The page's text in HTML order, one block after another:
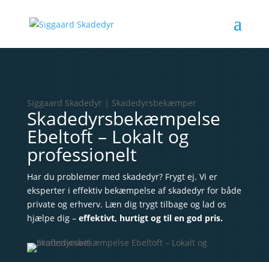
Siggaard Skadedyr | Skadedyrsbekæmper
Skadedyrsbekæmpelse
Ebeltoft – Lokalt og
professionelt
Har du problemer med skadedyr? Frygt ej. Vi er
eksperter i effektiv bekæmpelse af skadedyr for både
private og erhverv. Læn dig trygt tilbage og lad os
hjælpe dig – effektivt, hurtigt og til en god pris.